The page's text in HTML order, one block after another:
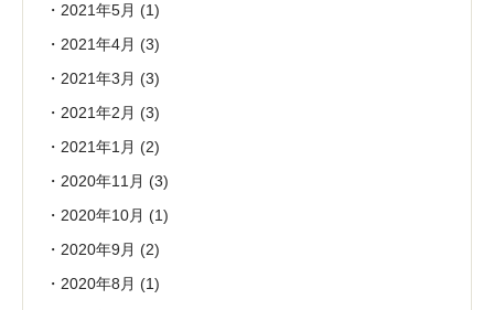
2021年5月 (1)
2021年4月 (3)
2021年3月 (3)
2021年2月 (3)
2021年1月 (2)
2020年11月 (3)
2020年10月 (1)
2020年9月 (2)
2020年8月 (1)